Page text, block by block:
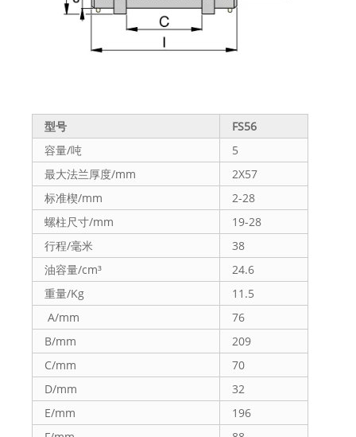
型号
FS56
容量/吨
5
最大法兰厚度/mm
2X57
标准楔/mm
2-28
螺柱尺寸/mm
19-28
行程/毫米
38
油容量/cm³
24.6
重量/Kg
11.5
A/mm
76
B/mm
209
C/mm
70
D/mm
32
E/mm
196